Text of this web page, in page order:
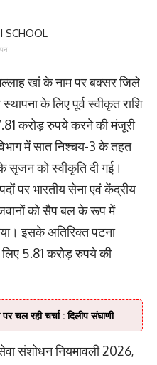
खां के नाम पर बक्सर जिले
के लिए पूर्व स्वीकृत राशि
करोड़ रुपये करने की मंजूरी
में सात निश्चय-3 के तहत
के सृजन को स्वीकृति दी गई।
पर भारतीय सेना एवं केंद्रीय
को सैप बल के रूप में
इसके अतिरिक्त पटना
5.81 करोड़ रुपये की
पर चल रही चर्चा : दिलीप संघाणी
संशोधन नियमावली 2026,